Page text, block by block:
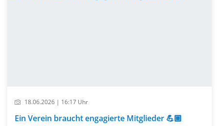
18.06.2026 | 16:17 Uhr
Ein Verein braucht engagierte Mitglieder 💪🏼